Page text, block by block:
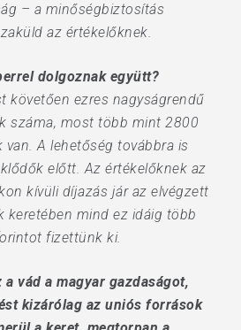
– a minőségbiztosítás
az értékelőknek.
dolgoznak együtt?
követően ezres nagyságrendű
száma, most több mint 2800
van. A lehetőség továbbra is
előtt. Az értékelőknek az
kívüli díjazás jár az elvégzett
keretében mind ez idáig több
fizettünk ki.
vád a magyar gazdaságot,
kizárólag az uniós források